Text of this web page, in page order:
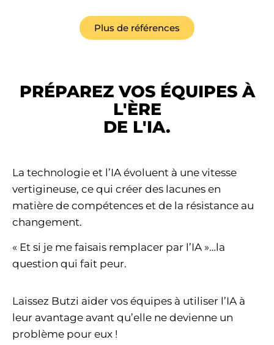
Plus de références
PRÉPAREZ VOS ÉQUIPES À
L'ÈRE
DE L'IA.
La technologie et l’IA évoluent à une vitesse
vertigineuse, ce qui créer des lacunes en
matière de compétences et de la résistance au
changement.
« Et si je me faisais remplacer par l’IA »…la
question qui fait peur.
Laissez Butzi aider vos équipes à utiliser l’IA à
leur avantage avant qu’elle ne devienne un
problème pour eux !